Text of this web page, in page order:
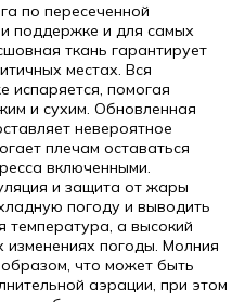
по пересеченной
поддержке и для самых
ткань гарантирует
местах. Вся
испаряется, помогая
и сухим. Обновленная
невероятное
плечам оставаться
включенными.
и защита от жары
погоду и выводить
температура, а высокий
изменениях погоды. Молния
что может быть
аэрации, при этом